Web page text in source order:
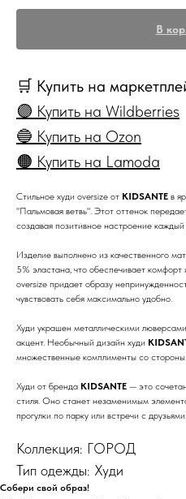
В
🛒 Купить на
🟣 Купить на Wildberries
🔵 Купить на Ozon
🟠 Купить на Lamoda
Стильное худи oversize от KIDSANTE в
"Пальмовая ветвь". Этот оттенок
создавая позитивное настроение каждый
Изделие выполнено из качественного
5% эластана, что обеспечивает
oversize придает образу
чувствовать себя максимально удобно.
Худи украшен металлическими
акцент. Необычный дизайн худи
множественные комплименты со
Худи от бренда KIDSANTE — это
стиля. Оно станет незаменимым
прогулки по парку или встречи с друзьями.
Коллекция: ГОРОД
Тип одежды: Худи
Собери свой образ!